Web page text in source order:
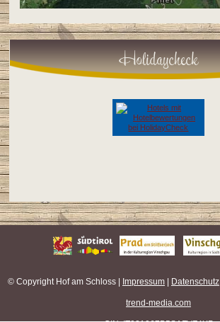
Holidaycheck
© Copyright Hof am Schloss | Impressum Datenschutz
trend-media.com